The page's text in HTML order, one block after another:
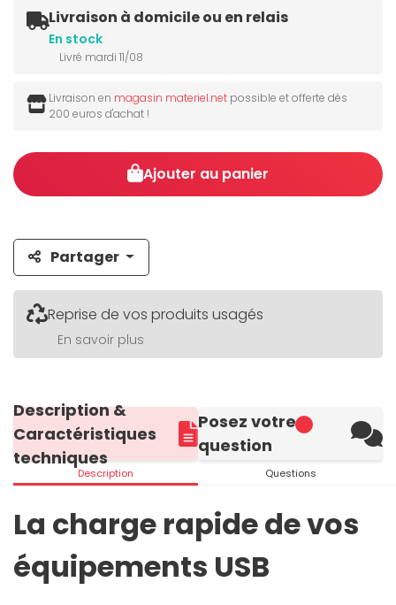
Livraison à domicile ou en relais
En stock
Livré mardi 11/08
Livraison en magasin materiel.net possible et offerte dès
200 euros d'achat !
Ajouter au panier
Partager
Reprise de vos produits usagés
En savoir plus
Description &
Caractéristiques
techniques
Description
Posez votre
question
Questions
La charge rapide de vos
équipements USB